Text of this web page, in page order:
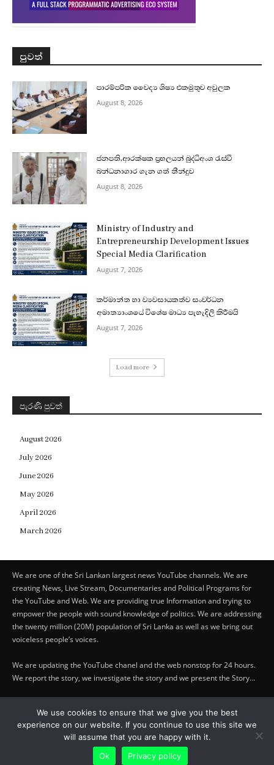
පුවත්
පාරම්පරික වෛද්‍ය ශිෂ්‍ය එකමුතුව අවුලක
August 8, 2026
ජනපති,ආරක්ෂක ප්‍රභලයන් බුද්ධිඅංශ රැස්වී
බන්ධනාගාර ගැන ගත් තීන්දුව
August 8, 2026
Ministry of Industry and
Entrepreneurship Development Issues
Special Media Clarification
August 7, 2026
කර්මාන්ත හා ව්‍යවසායකත්ව සංවර්ධන
අමාත්‍යාංශයේ විශේෂ මාධ්‍ය පැහැදිලි කිරීමයි
August 7, 2026
Load more
පැරණි පුවත්
August 2026
July 2026
June 2026
May 2026
April 2026
March 2026
We are one of the Sri Lankan largest news YouTube channels. We are
creating News, Live Stream, Documentaries and Political Programs for
the YouTube and Web. We are providing true Information and trying to
empower the people with sound knowledge of politics. We are addressing
the twenty million (20M) population of Sri Lanka as well as we bring out
voiceless people’s voices.
We are updating the YouTube chanel and the web nonstop for 24 hours.
We report the story, we investigate the story and we present the Story…
PRIVACY POLICY- ABOUT US
We use cookies to ensure that we give you the best
experience on our website. If you continue to use this site we
will assume that you are happy with it.
Ok
Privacy policy